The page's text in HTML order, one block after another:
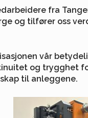
fra
og tilfører oss
vår
og trygghet
til anleggene.